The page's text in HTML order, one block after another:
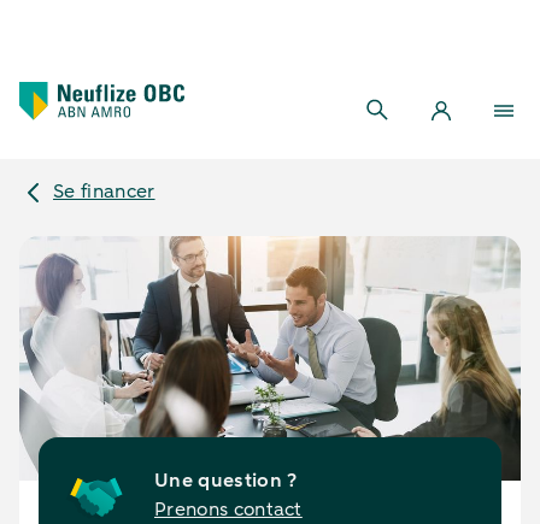
Se financer
Une question ?
Prenons contact